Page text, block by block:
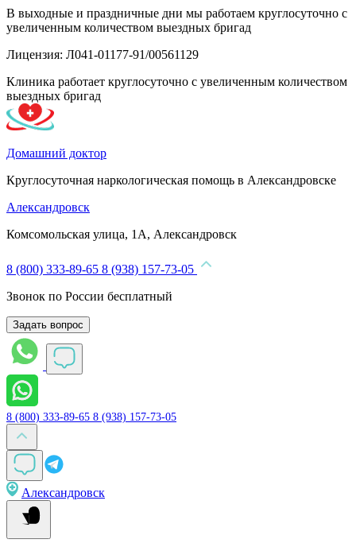
В выходные и праздничные дни мы работаем круглосуточно с
увеличенным количеством выездных бригад
Лицензия: Л041-01177-91/00561129
Клиника работает круглосуточно с увеличенным количеством
выездных бригад
Домашний доктор
Круглосуточная наркологическая помощь в Александровске
Александровск
Комсомольская улица, 1А, Александровск
8 (800) 333-89-65 8 (938) 157-73-05
Звонок по России бесплатный
Задать вопрос
8 (800) 333-89-65 8 (938) 157-73-05
Александровск